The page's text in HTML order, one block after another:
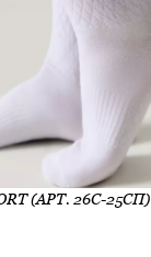
(АРТ. 26С-25СП)